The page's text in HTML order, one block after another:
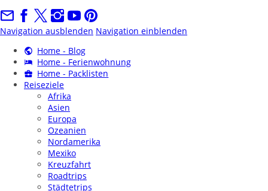
Navigation ausblenden Navigation einblenden
Home - Blog
Home - Ferienwohnung
Home - Packlisten
Reiseziele
Afrika
Asien
Europa
Ozeanien
Nordamerika
Mexiko
Kreuzfahrt
Roadtrips
Städtetrips